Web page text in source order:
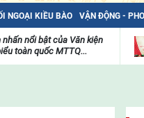
NGOẠI KIỀU BÀO VẬN ĐỘNG -
nổi bật của Văn kiện
toàn quốc MTTQ...